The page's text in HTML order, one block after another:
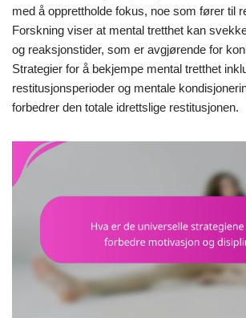
med å opprettholde fokus, noe som fører til
Forskning viser at mental tretthet kan
og reaksjonstider, som er avgjørende for
Strategier for å bekjempe mental tretthet
restitusjonsperioder og mentale
forbedrer den totale idrettslige restitusjonen.